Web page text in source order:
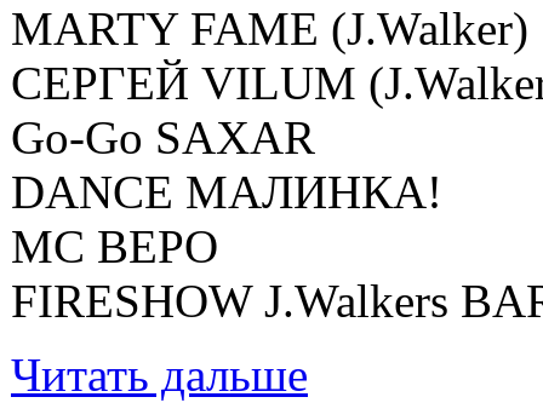
MARTY FAME (J.Walker)
СЕРГЕЙ VILUM
Go-Go SAXAR
DANCE МАЛИНКА!
МС ВЕРО
FIRESHOW J.Walkers
Читать дальше